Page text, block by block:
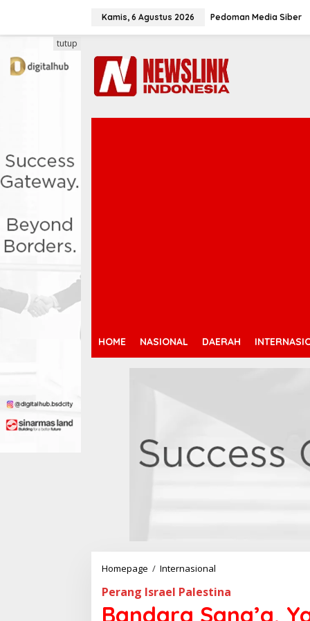
Kamis, 6 Agustus 2026 Pedoman Media Siber
HOME NASIONAL DAERAH
tutup
Homepage / Internasional
n
a
Perang Israel Palestina
Bandara Sana’a,